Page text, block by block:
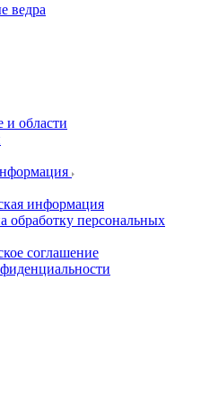
ведра
и области
информация
обработку персональных
соглашение